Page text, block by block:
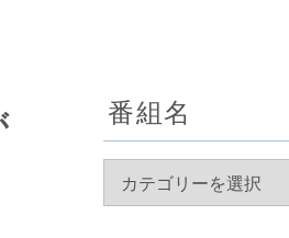
番組名